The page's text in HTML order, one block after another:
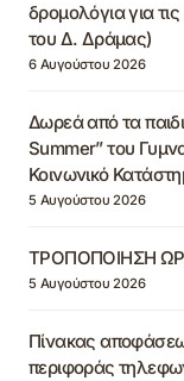
δρομολόγια για
του Δ. Δράμας)
6 Αυγούστου 2026
Δωρεά από τα
Summer” του
Κοινωνικό
5 Αυγούστου 2026
ΤΡΟΠΟΠΟΙΗΣΗ
5 Αυγούστου 2026
Πίνακας
περιφοράς